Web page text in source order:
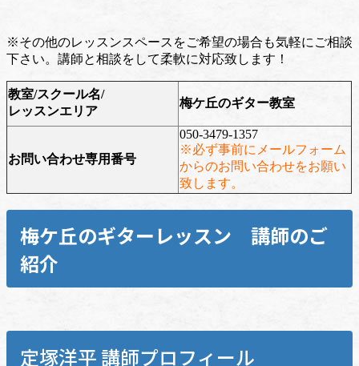
※その他のレッスンスペースをご希望の場合も気軽にご相談
下さい。講師と相談をして柔軟に対応致します！
教室/スクール名/
レッスンエリア
梅ケ丘のギター教室
お問い合わせ専用番号
050-3479-1357
※必ず事前にメールフォーム
からのお問い合わせをお願い
致します。
梅ケ丘のギターレッスン 講師のご
紹介
定塚洋平 講師プロフィール